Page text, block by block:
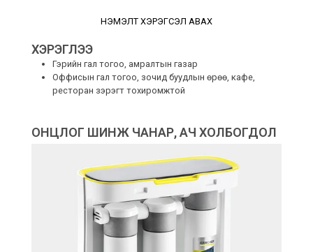
НЭМЭЛТ ХЭРЭГСЭЛ АВАХ
ХЭРЭГЛЭЭ
Гэрийн гал тогоо, амралтын газар
Оффисын гал тогоо, зочид буудлын өрөө, кафе,
ресторан зэрэгт тохиромжтой
ОНЦЛОГ ШИНЖ ЧАНАР, АЧ ХОЛБОГДОЛ